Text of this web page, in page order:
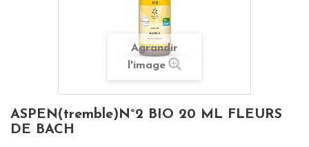
Agrandir
l'image
ASPEN(tremble)N°2 BIO 20 ML FLEURS
DE BACH